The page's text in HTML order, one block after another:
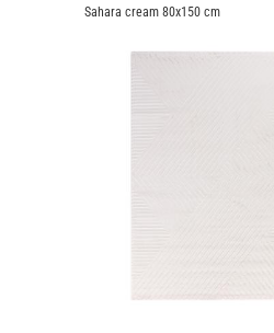
Sahara cream 80x150 cm